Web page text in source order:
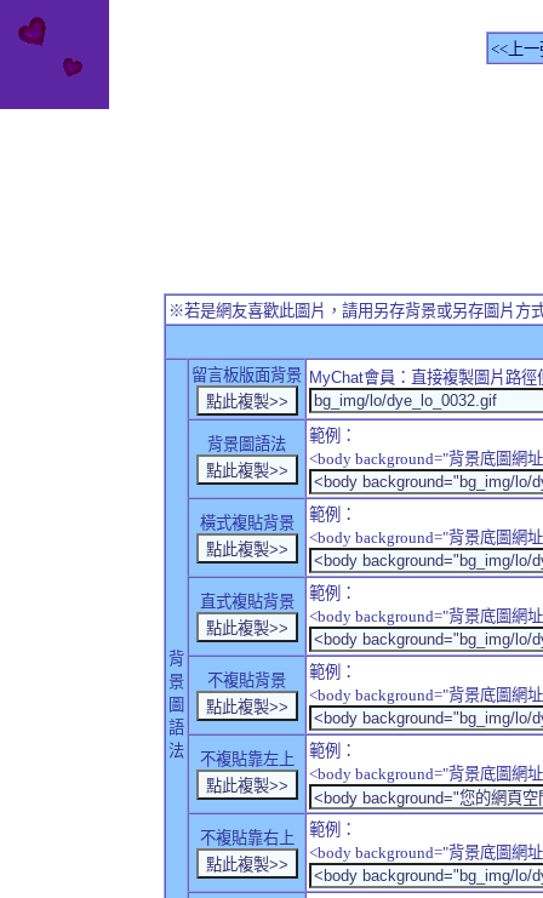
<<上一
※若是網友喜歡此圖片，請用另存背景或另存圖片方
背
景
圖
語
法
留言板版面背景 MyChat會員：直接複製圖片路
背景圖語法
範例：
<body background="背景底圖網
橫式複貼背景
範例：
<body background="背景底圖網
直式複貼背景
範例：
<body background="背景底圖網
不複貼背景
範例：
<body background="背景底圖網
不複貼靠左上
範例：
<body background="背景底圖網
不複貼靠右上
範例：
<body background="背景底圖網